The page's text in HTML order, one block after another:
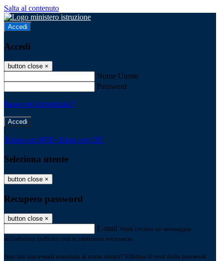
Salta al contenuto
Accedi
Accedi
button close ×
Nome Utente
Password
Password dimenticata?
-
Entra con SPID Entra con CIE
Seleziona utente
button close ×
Recupero password
button close ×
E-mail Verrà inviato un messaggio
all'indirizzo indicato con le istruzioni necessarie.
Non hai una e-mail associata al nome utente? Effettua il reset della password